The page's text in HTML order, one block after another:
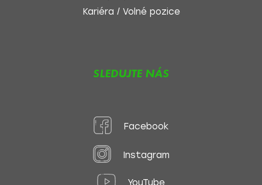
Kariéra / Volné pozice
SLEDUJTE NÁS
Facebook
Instagram
YouTube